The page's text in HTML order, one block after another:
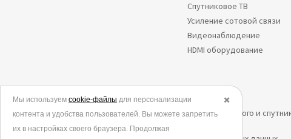
Спутниковое ТВ
Усиление сотовой связи
Видеонаблюдение
HDMI оборудование
© 2006-2026.
Все права защищены. Интернет-магазин эфирного и
✖️
Мы используем cookie-файлы для персонализации
контента и удобства пользователей. Вы можете запретить
их в настройках своего браузера. Продолжая